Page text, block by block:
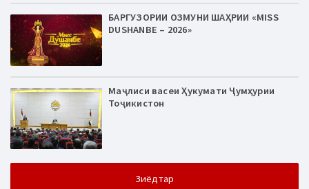
БАРГУЗОРИИ ОЗМУНИ ШАҲРИИ «MISS
DUSHANBE – 2026»
Маҷлиси васеи Ҳукумати Ҷумҳурии
Тоҷикистон
Зиёдтар